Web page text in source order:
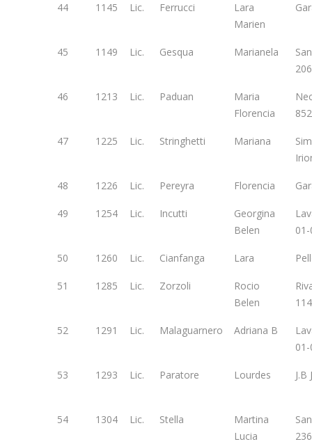
44 1145 Lic. Ferrucci
Lara
Marien
45 1149 Lic. Gesqua Marianela
206
46 1213 Lic. Paduan
Maria
Florencia
852
47 1225 Lic. Stringhetti Mariana
48 1226 Lic. Pereyra Florencia
49 1254 Lic. Incutti
Georgina
Belen
50 1260 Lic. Cianfanga Lara
51 1285 Lic. Zorzoli
Rocio
Belen
52 1291 Lic. Malaguarnero Adriana B
53 1293 Lic. Paratore Lourdes
54 1304 Lic. Stella
Martina
Lucia
236